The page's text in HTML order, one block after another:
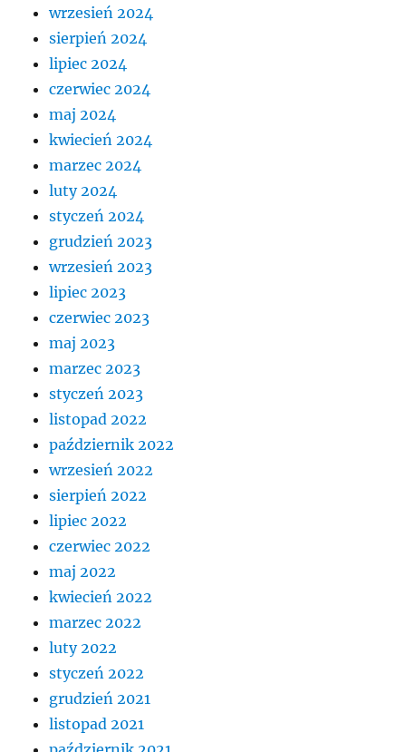
wrzesień 2024
sierpień 2024
lipiec 2024
czerwiec 2024
maj 2024
kwiecień 2024
marzec 2024
luty 2024
styczeń 2024
grudzień 2023
wrzesień 2023
lipiec 2023
czerwiec 2023
maj 2023
marzec 2023
styczeń 2023
listopad 2022
październik 2022
wrzesień 2022
sierpień 2022
lipiec 2022
czerwiec 2022
maj 2022
kwiecień 2022
marzec 2022
luty 2022
styczeń 2022
grudzień 2021
listopad 2021